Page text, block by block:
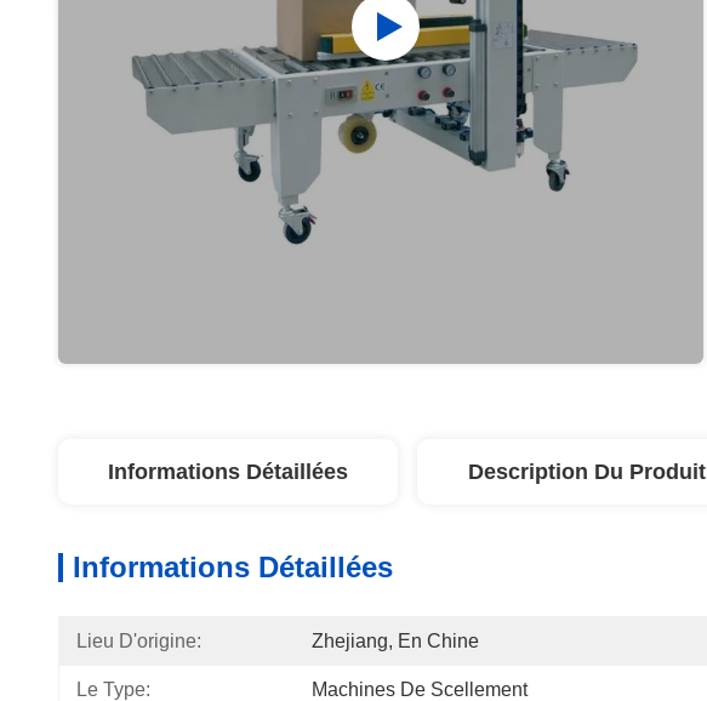
Informations Détaillées Description Du Produit
Informations Détaillées
Lieu D'origine: Zhejiang, En Chine
Le Type: Machines De Scellement